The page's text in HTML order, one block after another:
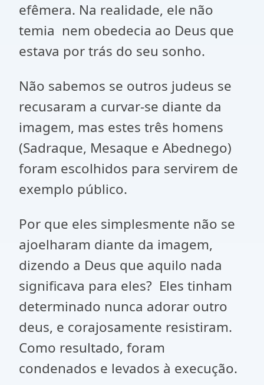
efêmera. Na realidade, ele não
temia nem obedecia ao Deus que
estava por trás do seu sonho.
Não sabemos se outros judeus se
recusaram a curvar-se diante da
imagem, mas estes três homens
(Sadraque, Mesaque e Abednego)
foram escolhidos para servirem de
exemplo público.
Por que eles simplesmente não se
ajoelharam diante da imagem,
dizendo a Deus que aquilo nada
significava para eles? Eles tinham
determinado nunca adorar outro
deus, e corajosamente resistiram.
Como resultado, foram
condenados e levados à execução.